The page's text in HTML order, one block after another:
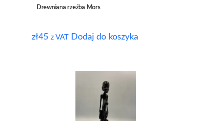
Drewniana rzeźba Mors
zł45 z VAT Dodaj do koszyka